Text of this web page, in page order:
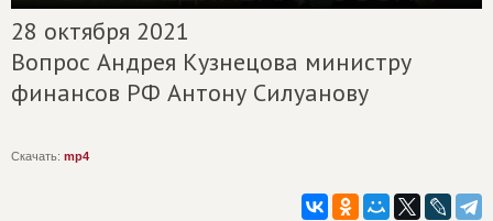
28 октября 2021
Вопрос Андрея Кузнецова министру
финансов РФ Антону Силуанову
Скачать: mp4